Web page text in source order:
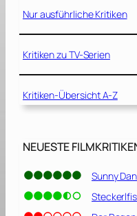
b
e
s
d
e
e
K
n
Nur ausführliche Kritiken
Kritiken zu TV-Serien
Kritiken-Übersicht A-Z
NEUESTE
Sunny